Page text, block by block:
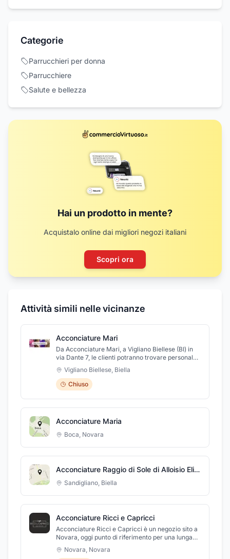
Categorie
Parrucchieri per donna
Parrucchiere
Salute e bellezza
Hai un prodotto in mente?
Acquistalo online dai migliori negozi italiani
Scopri ora
Attività simili nelle vicinanze
Acconciature Mari
Da Acconciature Mari, a Vigliano Biellese (BI) in
via Dante 7, le clienti potranno trovare personale
cordiale e professionale, prodotti di qualità Kadus
e consigli per realizzare look alla moda e di
tendenza. Si eseguono colorazioni con prodotti
senza ammoniaca nel rispetto della salute e della
bellezza dei vostri capelli, tagli personalizzati per
donna, uomo e bambino, acconciature per spose,
Acconciature Mari riceve su appuntamento ed
effettua orario continuato. Orario di apertura dal
martedì al giovedì 08:30-17:00, venerdì e sabato
08:30-18:00.
Vigliano Biellese, Biella
Chiuso
Acconciature Maria
Boca, Novara
Acconciature Raggio di Sole di Alloisio Elisa
Sandigliano, Biella
Acconciature Ricci e Capricci
Acconciature Ricci e Capricci è un negozio sito a
Novara, oggi punto di riferimento per una lunga
lista di clienti. Noi del salone Acconciature Ricci e
Capricci, siamo specializzati sia per quanto
Novara, Novara